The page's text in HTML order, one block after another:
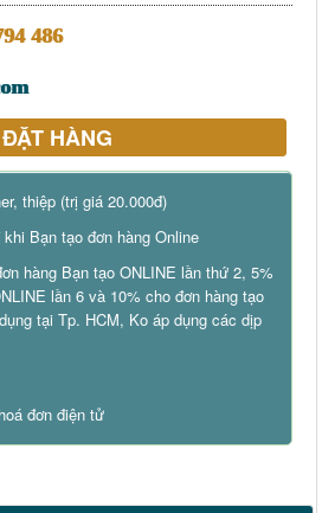
486
ĐẶT HÀNG
thiệp (trị giá 20.000đ)
Bạn tạo đơn hàng Online
hàng Bạn tạo ONLINE lần thứ 2, 5%
lần 6 và 10% cho đơn hàng tạo
tại Tp. HCM, Ko áp dụng các dịp
đơn điện tử